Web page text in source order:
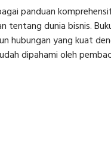
panduan
tentang dunia bisnis.
hubungan yang kuat
dipahami oleh